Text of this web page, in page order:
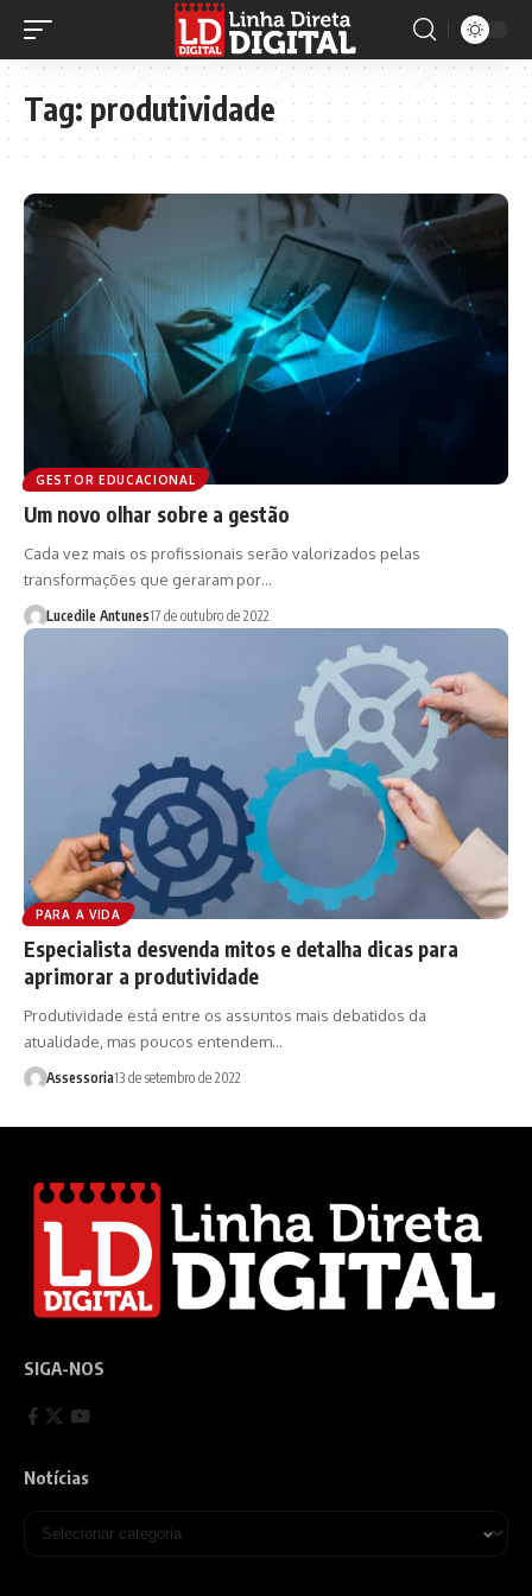
Tag: produtividade
GESTOR EDUCACIONAL
Um novo olhar sobre a gestão
Cada vez mais os profissionais serão valorizados pelas
transformações que geraram por…
Lucedile Antunes17 de outubro de 2022
PARA A VIDA
Especialista desvenda mitos e detalha dicas para
aprimorar a produtividade
Produtividade está entre os assuntos mais debatidos da
atualidade, mas poucos entendem…
Assessoria13 de setembro de 2022
SIGA-NOS
Notícias